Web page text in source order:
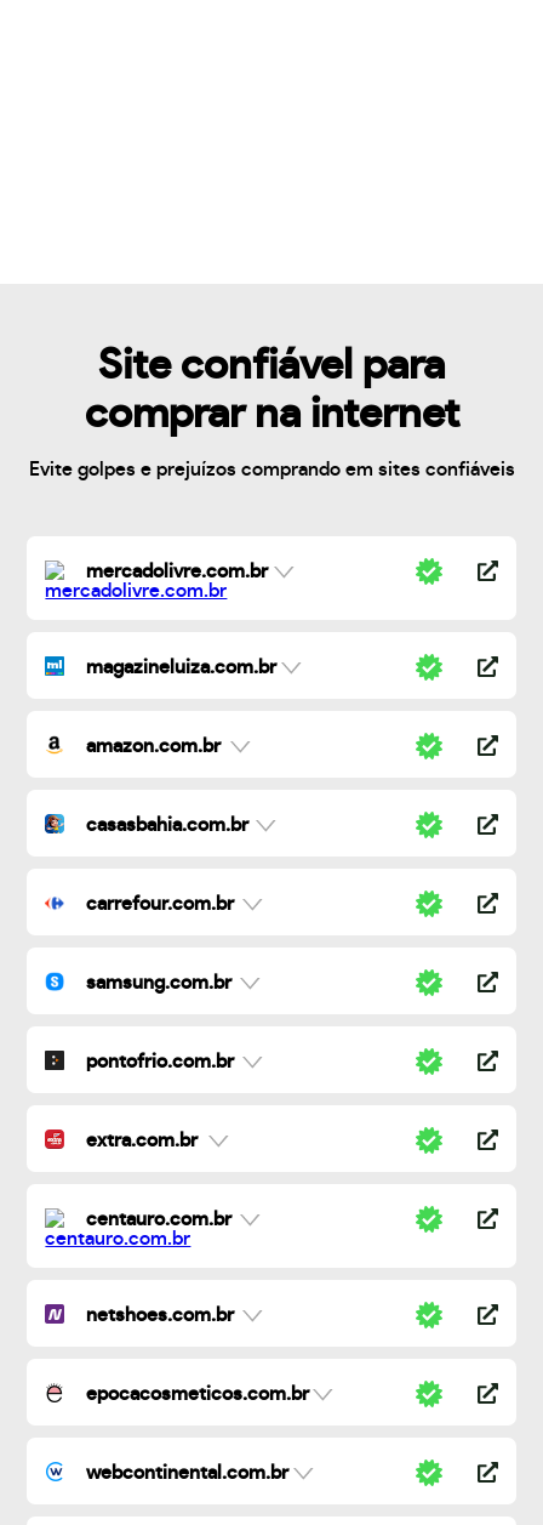
Site confiável para
comprar na internet
Evite golpes e prejuízos comprando em sites confiáveis
mercadolivre.com.br
magazineluiza.com.br
amazon.com.br
casasbahia.com.br
carrefour.com.br
samsung.com.br
pontofrio.com.br
extra.com.br
centauro.com.br
netshoes.com.br
epocacosmeticos.com.br
webcontinental.com.br